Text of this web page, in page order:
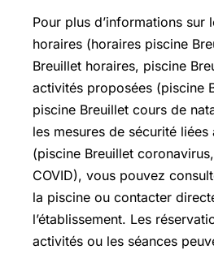
Pour plus d’informations sur
horaires (horaires piscine
Breuillet horaires, piscine
activités proposées (piscine
piscine Breuillet cours de
les mesures de sécurité
(piscine Breuillet
COVID), vous pouvez
la piscine ou contacter
l’établissement. Les
activités ou les séances